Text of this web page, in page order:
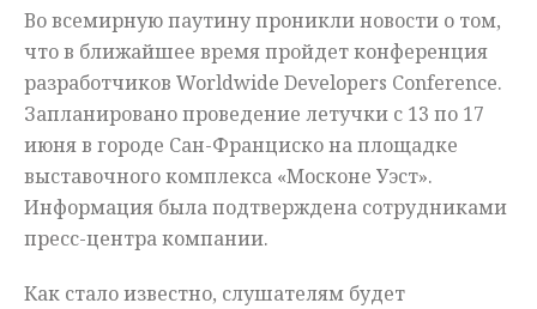
Во всемирную паутину проникли новости о том,
что в ближайшее время пройдет конференция
разработчиков Worldwide Developers Conference.
Запланировано проведение летучки с 13 по 17
июня в городе Сан-Франциско на площадке
выставочного комплекса «Москоне Уэст».
Информация была подтверждена сотрудниками
пресс-центра компании.
Как стало известно, слушателям будет